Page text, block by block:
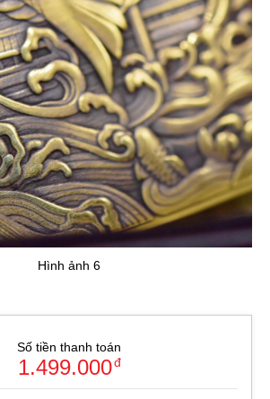
Hình ảnh 6
Số tiền thanh toán
1.499.000đ